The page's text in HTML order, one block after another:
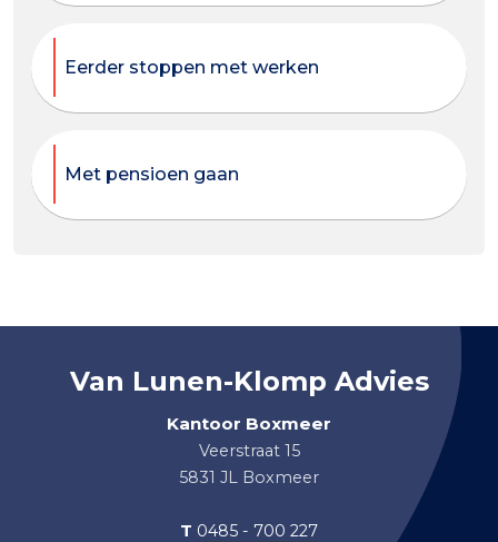
Eerder stoppen met werken
Met pensioen gaan
Van Lunen-Klomp Advies
Kantoor Boxmeer
Veerstraat 15
5831 JL Boxmeer
T 0485 - 700 227